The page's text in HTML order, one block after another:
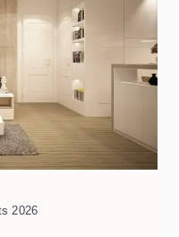
2026